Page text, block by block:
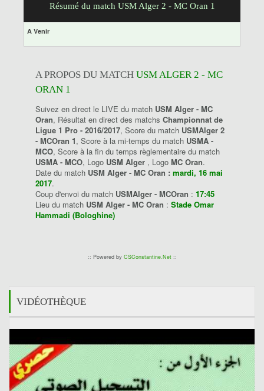
Résumé du match USM Alger 2 - MC Oran 1
A Venir
A PROPOS DU MATCH USM ALGER 2 - MC
ORAN 1
Suivez en direct le LIVE du match USM Alger - MC
Oran, Résultat en direct des matchs Championnat de
Ligue 1 Pro - 2016/2017, Score du match USMAlger 2
- MCOran 1, Score à la mi-temps du match USMA -
MCO, Score à la fin du temps règlementaire du match
USMA - MCO, Logo USM Alger , Logo MC Oran.
Date du match USM Alger - MC Oran : mardi, 16 mai
2017.
Coup d'envoi du match USMAlger - MCOran : 17:45
Lieu du match USM Alger - MC Oran : Stade Omar
Hammadi (Bologhine)
:: Powered by CSConstantine.Net::
VIDÉOTHÈQUE